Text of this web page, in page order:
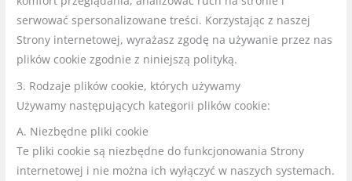
serwować spersonalizowane treści. Korzystając z naszej
Strony internetowej, wyrażasz zgodę na używanie przez nas
plików cookie zgodnie z niniejszą polityką.
3. Rodzaje plików cookie, których używamy
Używamy następujących kategorii plików cookie:
A. Niezbędne pliki cookie
Te pliki cookie są niezbędne do funkcjonowania Strony
internetowej i nie można ich wyłączyć w naszych systemach.